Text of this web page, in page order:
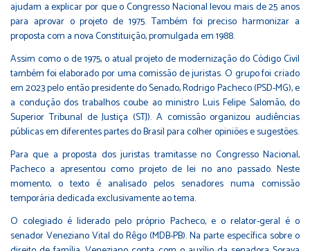
ajudam a explicar por que o Congresso Nacional levou mais de 25 anos
para aprovar o projeto de 1975. Também foi preciso harmonizar a
proposta com a nova Constituição, promulgada em 1988.
Assim como o de 1975, o atual projeto de modernização do Código Civil
também foi elaborado por uma comissão de juristas. O grupo foi criado
em 2023 pelo então presidente do Senado, Rodrigo Pacheco (PSD-MG), e
a condução dos trabalhos coube ao ministro Luis Felipe Salomão, do
Superior Tribunal de Justiça (STJ). A comissão organizou audiências
públicas em diferentes partes do Brasil para colher opiniões e sugestões.
Para que a proposta dos juristas tramitasse no Congresso Nacional,
Pacheco a apresentou como projeto de lei no ano passado. Neste
momento, o texto é analisado pelos senadores numa comissão
temporária dedicada exclusivamente ao tema.
O colegiado é liderado pelo próprio Pacheco, e o relator-geral é o
senador Veneziano Vital do Rêgo (MDB-PB). Na parte específica sobre o